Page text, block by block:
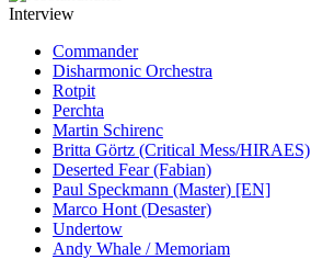
Interview
Commander
Disharmonic Orchestra
Rotpit
Perchta
Martin Schirenc
Britta Görtz (Critical Mess/HIRAES)
Deserted Fear (Fabian)
Paul Speckmann (Master) [EN]
Marco Hont (Desaster)
Undertow
Andy Whale / Memoriam